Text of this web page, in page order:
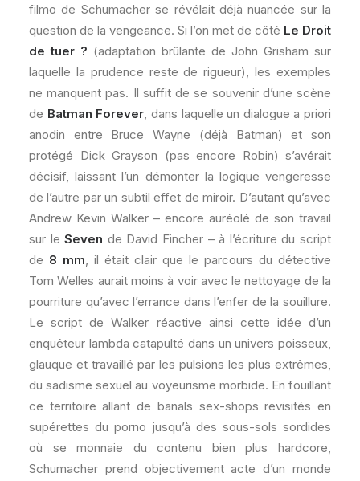
filmo de Schumacher se révélait déjà nuancée sur la
question de la vengeance. Si l’on met de côté Le Droit
de tuer ? (adaptation brûlante de John Grisham sur
laquelle la prudence reste de rigueur), les exemples
ne manquent pas. Il suffit de se souvenir d’une scène
de Batman Forever, dans laquelle un dialogue a priori
anodin entre Bruce Wayne (déjà Batman) et son
protégé Dick Grayson (pas encore Robin) s’avérait
décisif, laissant l’un démonter la logique vengeresse
de l’autre par un subtil effet de miroir. D’autant qu’avec
Andrew Kevin Walker – encore auréolé de son travail
sur leSeven de David Fincher – à l’écriture du script
de 8 mm, il était clair que le parcours du détective
Tom Welles aurait moins à voir avec le nettoyage de la
pourriture qu’avec l’errance dans l’enfer de la souillure.
Le script de Walker réactive ainsi cette idée d’un
enquêteur lambda catapulté dans un univers poisseux,
glauque et travaillé par les pulsions les plus extrêmes,
du sadisme sexuel au voyeurisme morbide. En fouillant
ce territoire allant de banals sex-shops revisités en
supérettes du porno jusqu’à des sous-sols sordides
où se monnaie du contenu bien plus hardcore,
Schumacher prend objectivement acte d’un monde